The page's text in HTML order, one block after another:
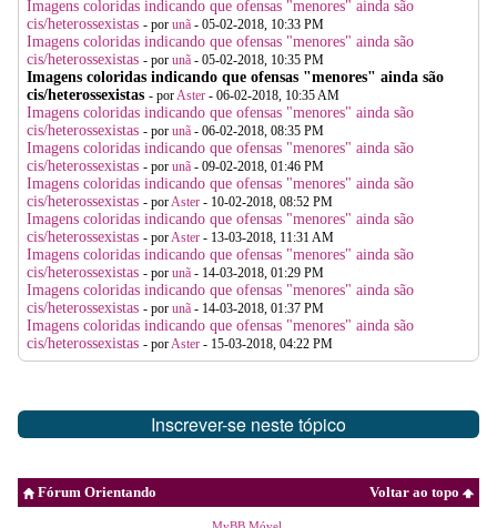
Imagens coloridas indicando que ofensas "menores" ainda são
cis/heterossexistas - por unã - 05-02-2018, 10:33 PM
Imagens coloridas indicando que ofensas "menores" ainda são
cis/heterossexistas - por unã - 05-02-2018, 10:35 PM
Imagens coloridas indicando que ofensas "menores" ainda são
cis/heterossexistas - porAster - 06-02-2018, 10:35 AM
Imagens coloridas indicando que ofensas "menores" ainda são
cis/heterossexistas - por unã - 06-02-2018, 08:35 PM
Imagens coloridas indicando que ofensas "menores" ainda são
cis/heterossexistas - por unã - 09-02-2018, 01:46 PM
Imagens coloridas indicando que ofensas "menores" ainda são
cis/heterossexistas - porAster - 10-02-2018, 08:52 PM
Imagens coloridas indicando que ofensas "menores" ainda são
cis/heterossexistas - porAster - 13-03-2018, 11:31 AM
Imagens coloridas indicando que ofensas "menores" ainda são
cis/heterossexistas - por unã - 14-03-2018, 01:29 PM
Imagens coloridas indicando que ofensas "menores" ainda são
cis/heterossexistas - por unã - 14-03-2018, 01:37 PM
Imagens coloridas indicando que ofensas "menores" ainda são
cis/heterossexistas - porAster - 15-03-2018, 04:22 PM
Inscrever-se neste tópico
Voltar ao topo
Fórum Orientando